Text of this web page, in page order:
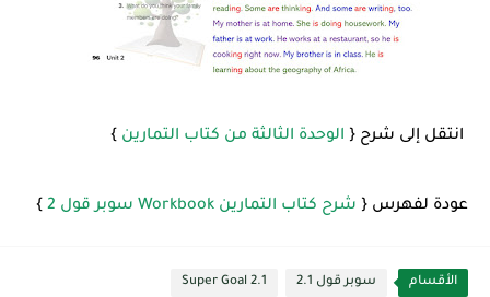
انتقل إلى شرح { الوحدة الثالثة من كتاب التمارين }
عودة لفهرس { شرح كتاب التمارين Workbook سوبر قول 2 }
الأقسام سوبر قول 2.1 Super Goal 2.1